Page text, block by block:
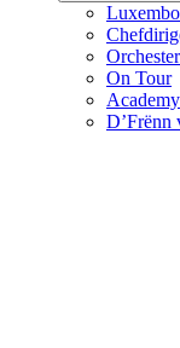
On Tour
Academy
D’Frënn